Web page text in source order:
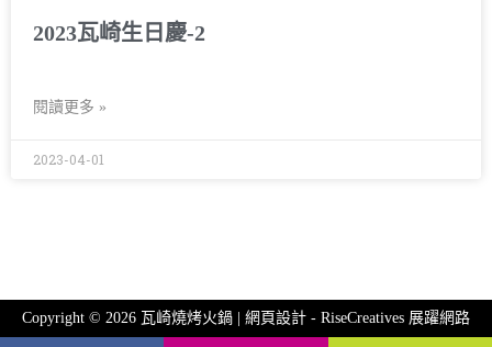
2023瓦崎生日慶-2
閱讀更多 »
2023-04-01
Copyright © 2026 瓦崎燒烤火鍋 | 網頁設計 - RiseCreatives 展躍網路